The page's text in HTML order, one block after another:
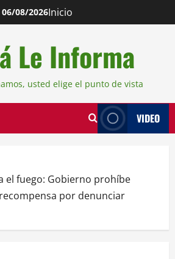
06/08/2026Inicio
Le Informa
usted elige el punto de vista
VIDEO
el fuego: Gobierno prohíbe
por denunciar